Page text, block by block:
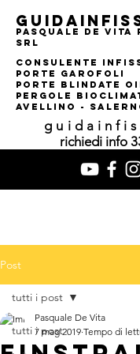
pasquale de vita
srl
consulente
porte garofoli
PORTE BLINDATE
pERGOLE
AVELLINO -
richiedi info
Post
tutti i post
tutti i post
Pasquale De Vita
7 mag 2019 Tempo di